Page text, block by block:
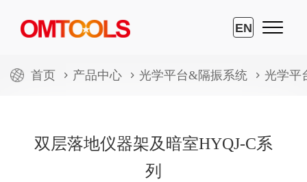
EN
首页 产品中心 光学平台&隔振系统 光学平
双层落地仪器架及暗室HYQJ-C系
列